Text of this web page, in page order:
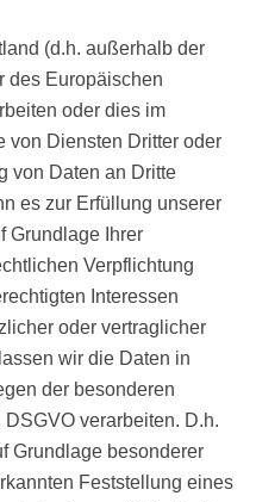
(d.h. außerhalb der
des Europäischen
oder dies im
von Diensten Dritter oder
von Daten an Dritte
es zur Erfüllung unserer
Grundlage Ihrer
Verpflichtung
Interessen
oder vertraglicher
wir die Daten in
der besonderen
verarbeiten. D.h.
Grundlage besonderer
Feststellung eines